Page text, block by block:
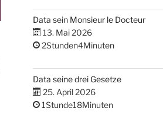
Data sein Monsieur le Docteur
13. Mai 2026
2Stunden4Minuten
Data seine drei Gesetze
25. April 2026
1Stunde18Minuten